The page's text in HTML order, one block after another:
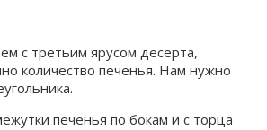
с третьим ярусом десерта,
количество печенья. Нам нужно
печенья по бокам и с торца